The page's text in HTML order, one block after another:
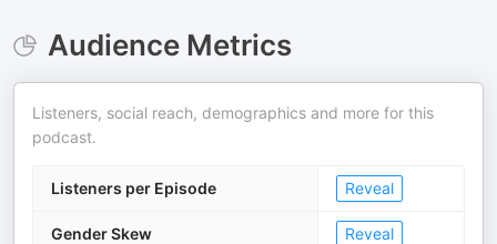
Audience Metrics
Listeners, social reach, demographics and more for this
podcast.
Listeners per Episode Reveal
Gender Skew Reveal